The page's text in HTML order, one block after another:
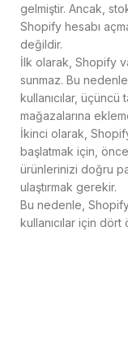
gelmiştir. Ancak,
Shopify hesabı
değildir.
İlk olarak, Shopify
sunmaz. Bu
kullanıcılar,
mağazalarına
İkinci olarak,
başlatmak için,
ürünlerinizi doğru
ulaştırmak gerekir.
Bu nedenle,
kullanıcılar için